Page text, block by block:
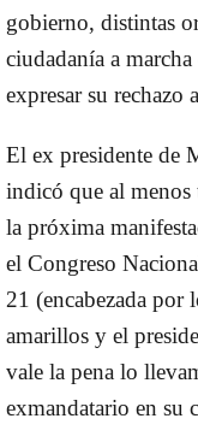
gobierno, distintas
ciudadanía a
expresar su rechazo
El ex presidente de
indicó que al menos
la próxima
el Congreso
21 (encabezada por
amarillos y el
vale la pena lo
exmandatario en su